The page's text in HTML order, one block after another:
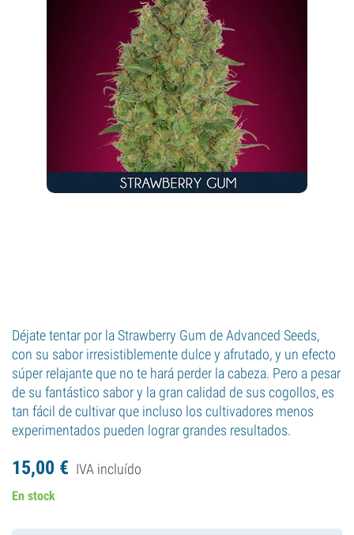
Déjate tentar por la Strawberry Gum de Advanced Seeds,
con su sabor irresistiblemente dulce y afrutado, y un efecto
súper relajante que no te hará perder la cabeza. Pero a pesar
de su fantástico sabor y la gran calidad de sus cogollos, es
tan fácil de cultivar que incluso los cultivadores menos
experimentados pueden lograr grandes resultados.
15,00 € IVA incluído
En stock